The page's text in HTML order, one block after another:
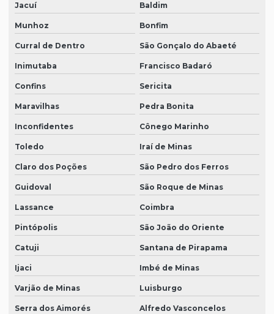
Jacuí Baldim
Munhoz Bonfim
Curral de Dentro São Gonçalo do Abaeté
Inimutaba Francisco Badaró
Confins Sericita
Maravilhas Pedra Bonita
Inconfidentes Cônego Marinho
Toledo Iraí de Minas
Claro dos Poções São Pedro dos Ferros
Guidoval São Roque de Minas
Lassance Coimbra
Pintópolis São João do Oriente
Catuji Santana de Pirapama
Ijaci Imbé de Minas
Varjão de Minas Luisburgo
Serra dos Aimorés Alfredo Vasconcelos